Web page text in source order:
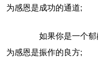
为感恩是成功的通道;
如果你是一个郁
为感恩是振作的良方;